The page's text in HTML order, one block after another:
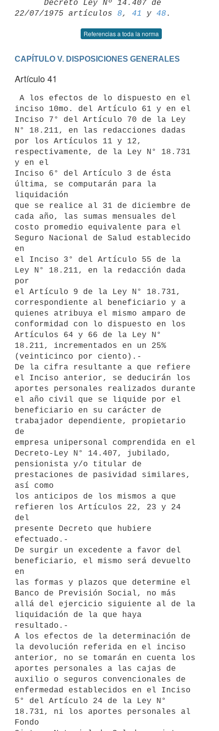
22/07/1975 artículos 8, 41 y 48
Referencias a toda la norma
CAPÍTULO V. DISPOSICIONES GENERALES
Artículo 41
inciso 10mo. del Artículo 61 y en el
Inciso 7° del Artículo 70 de la Ley
N° 18.211, en las redacciones dadas
por los Artículos 11 y 12,
respectivamente, de la Ley N° 18.731
y en el
Inciso 6° del Artículo 3 de ésta
última, se computarán para la
liquidación
que se realice al 31 de diciembre de
cada año, las sumas mensuales del
costo promedio equivalente para el
Seguro Nacional de Salud establecido
en
el Inciso 3° del Artículo 55 de la
Ley N° 18.211, en la redacción dada
por
el Artículo 9 de la Ley N° 18.731,
correspondiente al beneficiario y a
quienes atribuya el mismo amparo de
conformidad con lo dispuesto en los
Artículos 64 y 66 de la Ley N°
18.211, incrementados en un 25%
(veinticinco por ciento).-
De la cifra resultante a que refiere
el Inciso anterior, se deducirán los
aportes personales realizados durante
el año civil que se liquide por el
beneficiario en su carácter de
trabajador dependiente, propietario
de
empresa unipersonal comprendida en el
Decreto-Ley N° 14.407, jubilado,
pensionista y/o titular de
prestaciones de pasividad similares,
así como
los anticipos de los mismos a que
refieren los Artículos 22, 23 y 24
del
presente Decreto que hubiere
efectuado.-
De surgir un excedente a favor del
beneficiario, el mismo será devuelto
en
las formas y plazos que determine el
Banco de Previsión Social, no más
allá del ejercicio siguiente al de la
liquidación de la que haya
resultado.-
A los efectos de la determinación de
la devolución referida en el inciso
anterior, no se tomarán en cuenta los
aportes personales a las cajas de
auxilio o seguros convencionales de
enfermedad establecidos en el Inciso
5° del Artículo 24 de la Ley N°
18.731, ni los aportes personales al
Fondo